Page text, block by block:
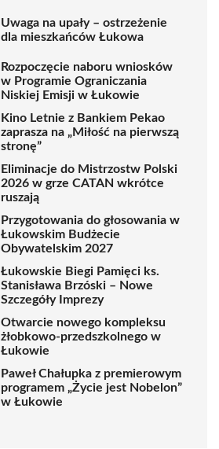
Uwaga na upały – ostrzeżenie
dla mieszkańców Łukowa
Rozpoczęcie naboru wniosków
w Programie Ograniczania
Niskiej Emisji w Łukowie
Kino Letnie z Bankiem Pekao
zaprasza na „Miłość na pierwszą
stronę”
Eliminacje do Mistrzostw Polski
2026 w grze CATAN wkrótce
ruszają
Przygotowania do głosowania w
Łukowskim Budżecie
Obywatelskim 2027
Łukowskie Biegi Pamięci ks.
Stanisława Brzóski – Nowe
Szczegóły Imprezy
Otwarcie nowego kompleksu
żłobkowo-przedszkolnego w
Łukowie
Paweł Chałupka z premierowym
programem „Życie jest Nobelon”
w Łukowie